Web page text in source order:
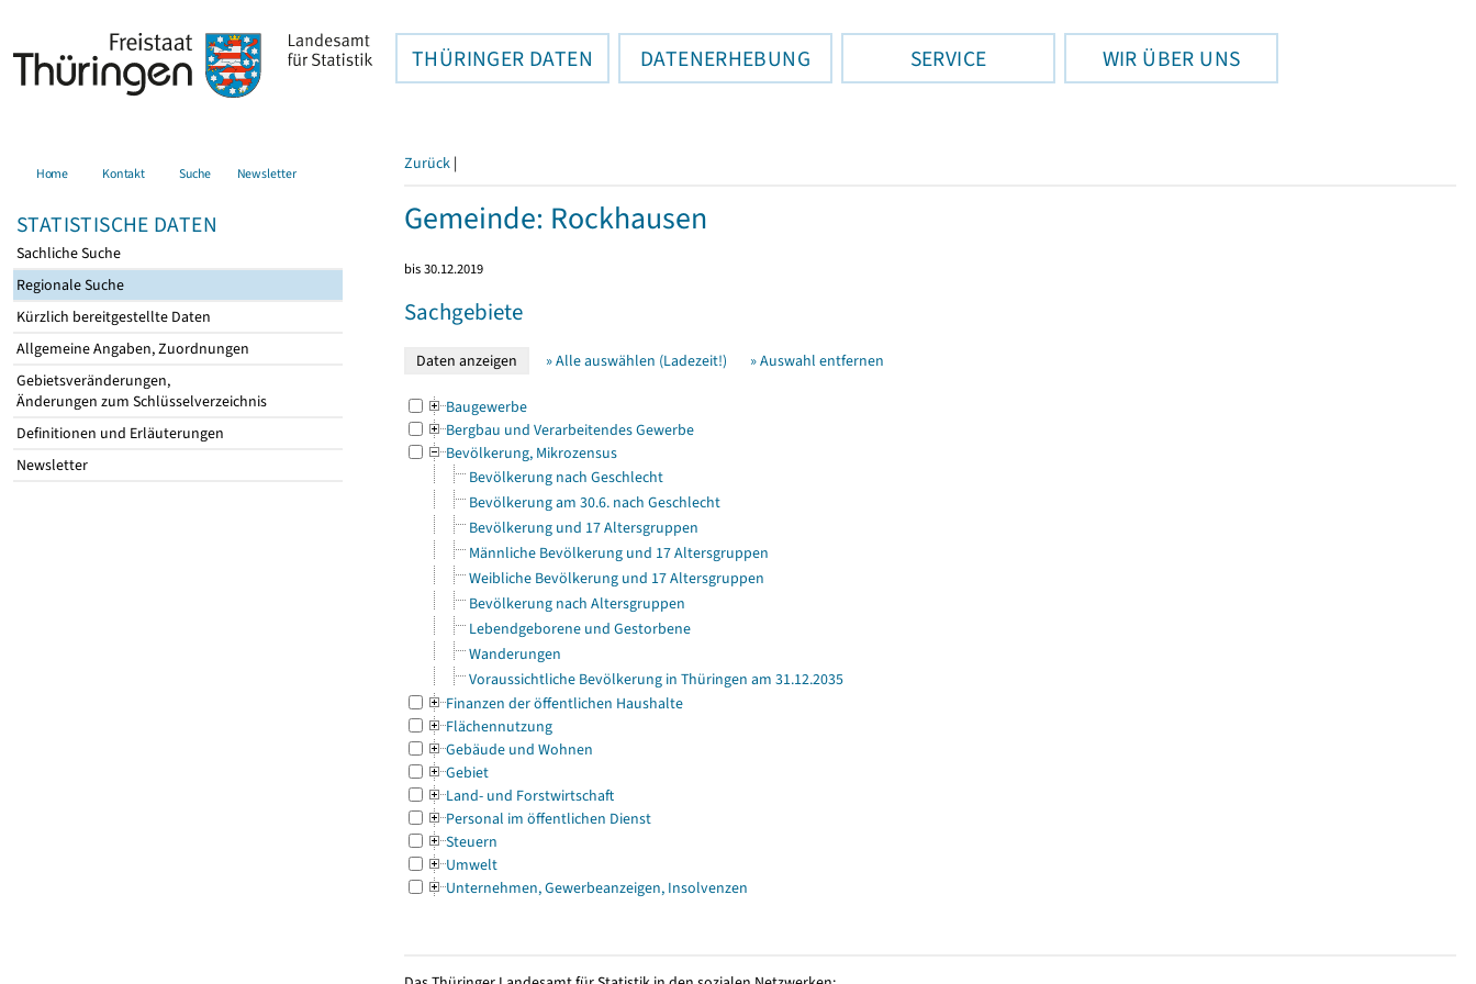
THÜRINGER DATEN DATENERHEBUNG SERVICE WIR ÜBER UNS
Home Kontakt Suche Newsletter
STATISTISCHE DATEN
Sachliche Suche
Regionale Suche
Kürzlich bereitgestellte Daten
Allgemeine Angaben, Zuordnungen
Gebietsveränderungen,
Änderungen zum Schlüsselverzeichnis
Definitionen und Erläuterungen
Newsletter
Zurück |
Gemeinde: Rockhausen
bis 30.12.2019
Sachgebiete
» Alle auswählen (Ladezeit!) » Auswahl entfernen
Baugewerbe
Bergbau und Verarbeitendes Gewerbe
Bevölkerung, Mikrozensus
Bevölkerung nach Geschlecht
Bevölkerung am 30.6. nach Geschlecht
Bevölkerung und 17 Altersgruppen
Männliche Bevölkerung und 17 Altersgruppen
Weibliche Bevölkerung und 17 Altersgruppen
Bevölkerung nach Altersgruppen
Lebendgeborene und Gestorbene
Wanderungen
Voraussichtliche Bevölkerung in Thüringen am 31.12.2035
Finanzen der öffentlichen Haushalte
Flächennutzung
Gebäude und Wohnen
Gebiet
Land- und Forstwirtschaft
Personal im öffentlichen Dienst
Steuern
Umwelt
Unternehmen, Gewerbeanzeigen, Insolvenzen